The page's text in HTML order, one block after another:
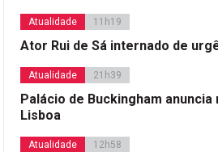
Atualidade 11h19
Ator Rui de Sá internado de
Atualidade 21h39
Palácio de Buckingham
Lisboa
Atualidade 12h58